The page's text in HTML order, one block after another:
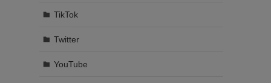
TikTok
Twitter
YouTube